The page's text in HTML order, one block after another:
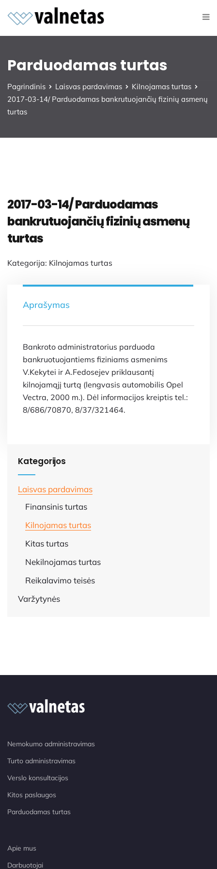
Parduodamas turtas
Pagrindinis Laisvas pardavimas
Kilnojamas turtas
2017-03-14/ Parduodamas bankrutuojančių fizinių asmenų
turtas
2017-03-14/ Parduodamas
bankrutuojančių fizinių asmenų
turtas
Kategorija: Kilnojamas turtas
Aprašymas
Bankroto administratorius parduoda
bankruotuojantiems fiziniams asmenims
V.Kekytei ir A.Fedosejev priklausantį
kilnojamąjį turtą (lengvasis automobilis Opel
Vectra, 2000 m.). Dėl informacijos kreiptis tel.:
8/686/70870, 8/37/321464.
Kategorijos
Laisvas pardavimas
Finansinis turtas
Kilnojamas turtas
Kitas turtas
Nekilnojamas turtas
Reikalavimo teisės
Varžytynės
Nemokumo administravimas
Turto administravimas
Verslo konsultacijos
Kitos paslaugos
Parduodamas turtas
Apie mus
Darbuotojai